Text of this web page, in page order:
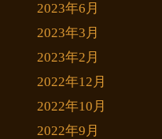
2023年6月
2023年3月
2023年2月
2022年12月
2022年10月
2022年9月